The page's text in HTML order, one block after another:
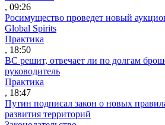
, 09:26
Росимущество проведет новый
Global Spirits
Практика
, 18:50
ВС решит, отвечает ли по долгам
руководитель
Практика
, 18:47
Путин подписал закон о новых
развития территорий